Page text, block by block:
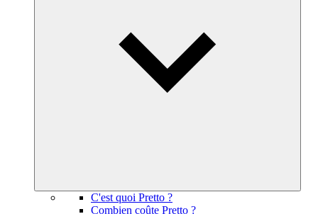
C'est quoi Pretto ?
Combien coûte Pretto ?